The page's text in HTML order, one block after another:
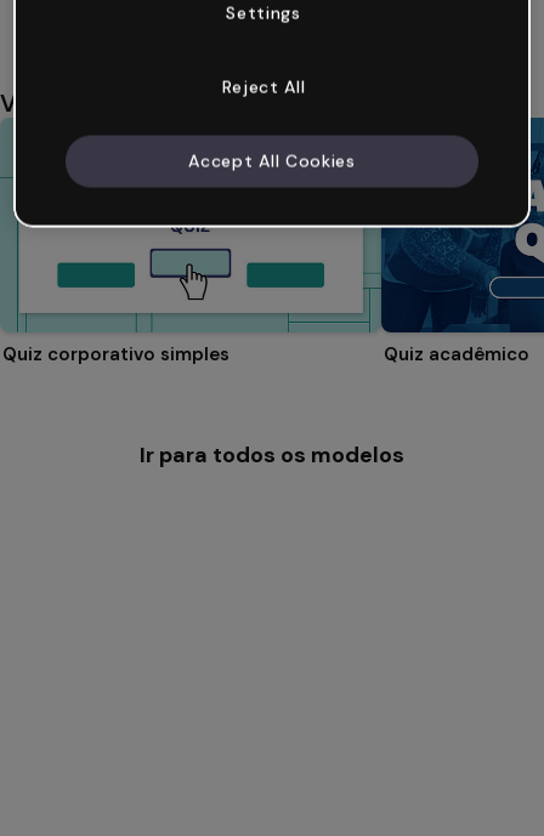
Você também pode gostar
Quiz corporativo simples Quiz acadêmico
Ir para todos os modelos
Settings
Reject All
Accept All Cookies